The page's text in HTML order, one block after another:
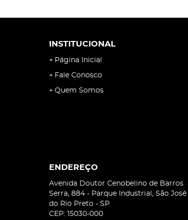
INSTITUCIONAL
Página Inicial
Fale Conosco
Quem Somos
ENDEREÇO
Avenida Doutor Cenobelino de Barros
Serra, 884 - Parque Industrial, São José
do Rio Preto - SP
CEP: 15030-000